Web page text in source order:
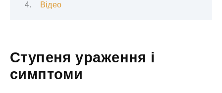
Відео
Ступеня ураження і
симптоми